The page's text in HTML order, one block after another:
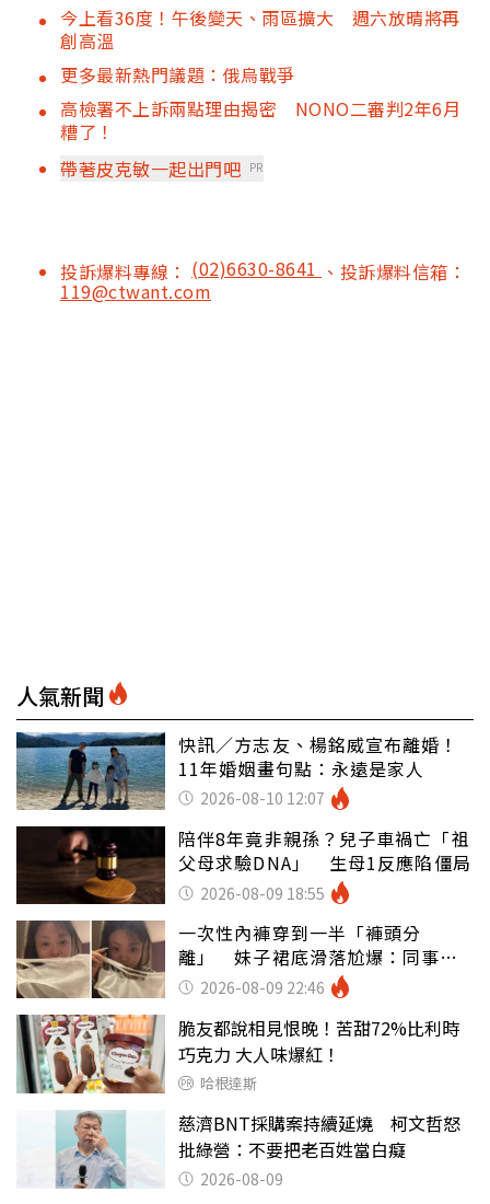
今上看36度！午後變天、雨區擴大 週六放晴將再
創高溫
更多最新熱門議題：俄烏戰爭
高檢署不上訴兩點理由揭密 NONO二審判2年6月
糟了！
帶著皮克敏一起出門吧 PR
投訴爆料專線： (02)6630-8641 、投訴爆料信箱：
119@ctwant.com
人氣新聞
快訊／方志友、楊銘威宣布離婚！
11年婚姻畫句點：永遠是家人
2026-08-10 12:07
陪伴8年竟非親孫？兒子車禍亡「祖
父母求驗DNA」 生母1反應陷僵局
2026-08-09 18:55
一次性內褲穿到一半「褲頭分
離」 妹子裙底滑落尬爆：同事全
看光2026-08-09 22:46
脆友都說相見恨晚！苦甜72%比利時
巧克力 大人味爆紅！
哈根達斯
慈濟BNT採購案持續延燒 柯文哲怒
批綠營：不要把老百姓當白癡
2026-08-09